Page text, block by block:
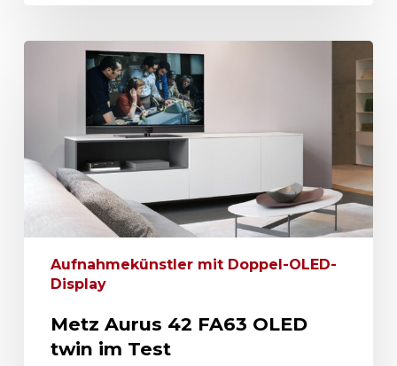
Aufnahmekünstler mit Doppel-OLED-
Display
Metz Aurus 42 FA63 OLED
twin im Test